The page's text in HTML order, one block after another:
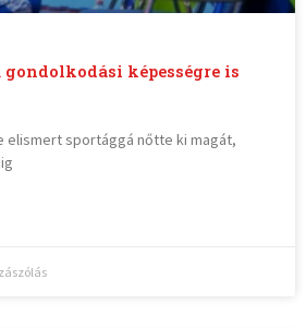
képességre is
elismert sportággá nőtte ki magát,